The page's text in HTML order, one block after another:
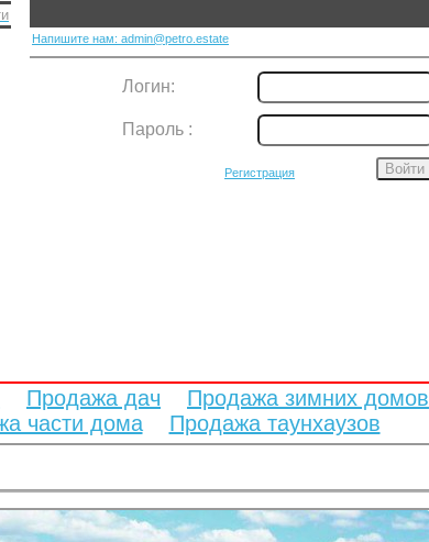
Напишите нам: admin@petro.estate
Логин:
Пароль :
Регистрация Войти
Продажа дач
Продажа зимних домов
части дома Продажа таунхаузов